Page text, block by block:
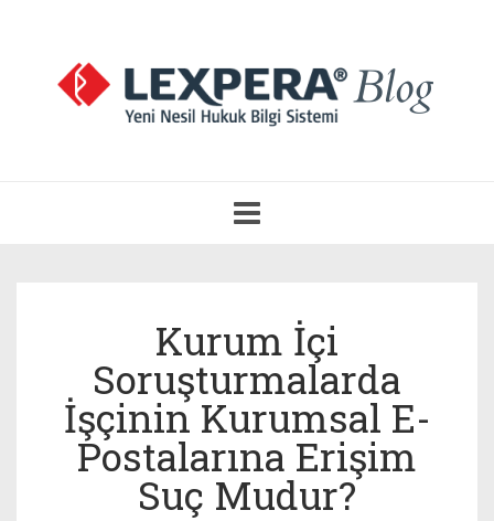
Aç
Kurum İçi
Soruşturmalarda
İşçinin Kurumsal E-
Postalarına Erişim
Suç Mudur?